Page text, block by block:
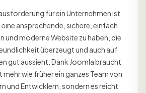
für ein Unternehmen ist
ansprechende, sichere, einfach
und moderne Website zu haben, die
überzeugt und auch auf
gut aussieht. Dank Joomla braucht
wie früher ein ganzes Team von
und Entwicklern, sondern es reicht